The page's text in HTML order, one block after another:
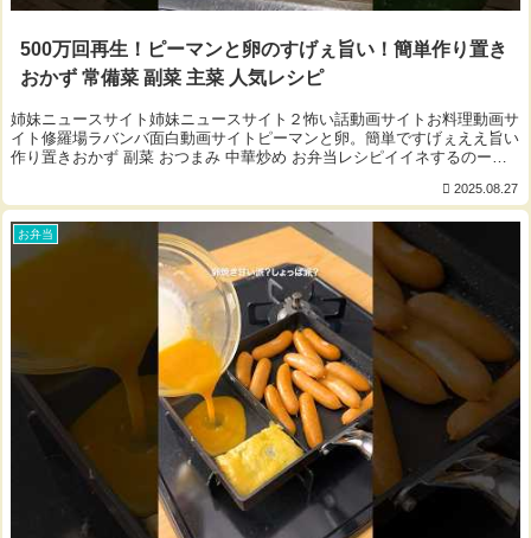
500万回再生！ピーマンと卵のすげぇ旨い！簡単作り置き
おかず 常備菜 副菜 主菜 人気レシピ
姉妹ニュースサイト姉妹ニュースサイト２怖い話動画サイトお料理動画サ
イト修羅場ラバンバ面白動画サイトピーマンと卵。簡単ですげぇええ旨い
作り置きおかず 副菜 おつまみ 中華炒め お弁当レシピイイネするのーよ
2025.08.27
お弁当